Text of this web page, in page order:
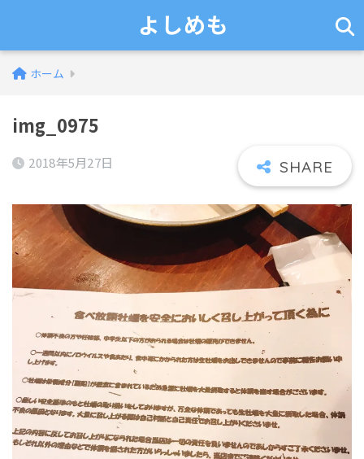
よしめも
ホーム
img_0975
2018年5月27日